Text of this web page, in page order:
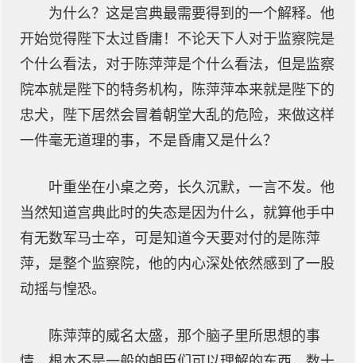
为什么？这是宫典最需要得到的一个解释。他
开始觉得陛下太过昏庸！不论天下人对于监察院是
个什么看法，对于陈萍萍是个什么看法，但是监察
院本就是陛下的特务机构，陈萍萍本来就是陛下的
忠犬，陛下居然会冒着朝堂大乱的危险，来做这样
一件毫无道理的事，不是昏庸又是什么？
叶重坐在小桌之旁，长久沉默，一言不发。他
当然知道宫典此时的失态是因为什么，就算他手中
有无数军马士卒，可是知道今天要对付的是陈萍
萍，是整个监察院，他的内心深处依然感到了一股
动摇与惶恐。
陈萍萍的威名太盛，那个脑子里所思想的事